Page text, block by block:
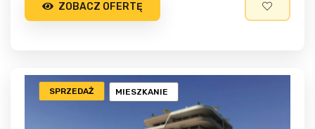
ZOBACZ OFERTĘ
MIESZKANIE
SPRZEDAŻ